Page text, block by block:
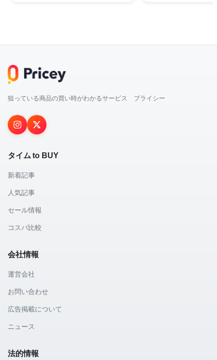
狙っている商品の買い時がわかるサービス プライシー
タイム to BUY
新着記事
人気記事
セール情報
コスパ比較
会社情報
運営会社
お問い合わせ
広告掲載について
ニュース
法的情報